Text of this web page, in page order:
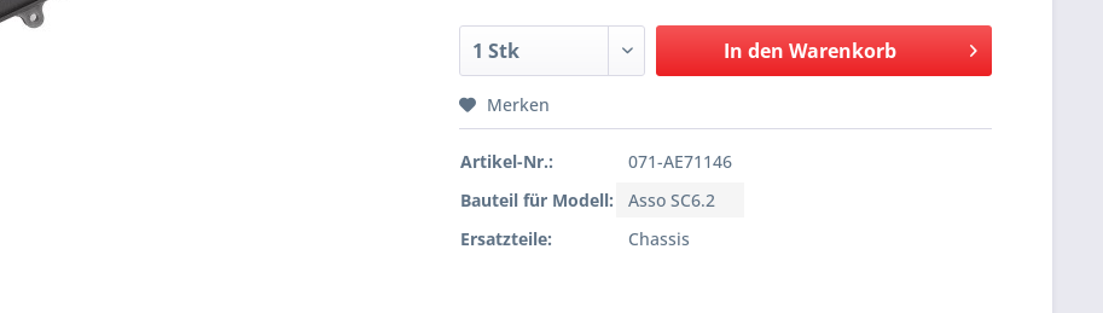
In den Warenkorb
Merken
Artikel-Nr.:
071-AE71146
Bauteil für Modell:
Asso SC6.2
Ersatzteile:
Chassis